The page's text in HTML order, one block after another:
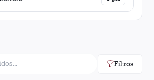
(Santiago del Estero)
Filtros